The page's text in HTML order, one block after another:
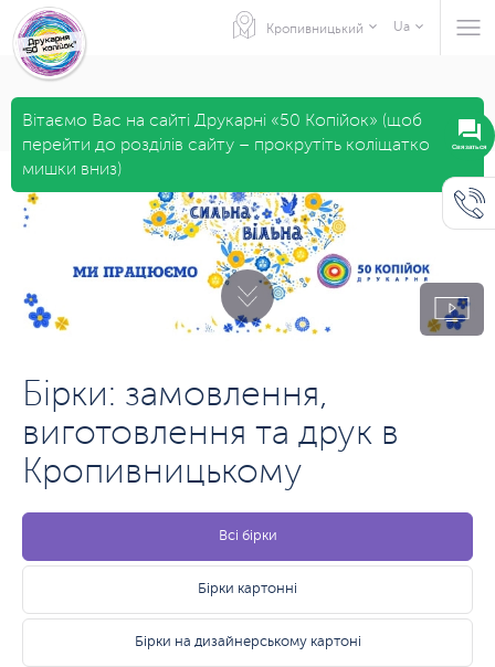
Кропивницький Ua
Вітаємо Вас на сайті Друкарні «50 Копійок» (щоб
перейти до розділів сайту – прокрутіть коліщатко
мишки вниз)
Бірки: замовлення,
виготовлення та друк в
Кропивницькому
Всі бірки
Бірки картонні
Бірки на дизайнерському картоні